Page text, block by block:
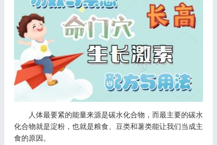
人体最要紧的能量来源是碳水化合物，而最主要的碳水
化合物就是淀粉，也就是粮食、豆类和薯类能让我们当成主
食的原因。